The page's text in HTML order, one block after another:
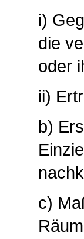
i)
die
oder
ii)
b)
c)